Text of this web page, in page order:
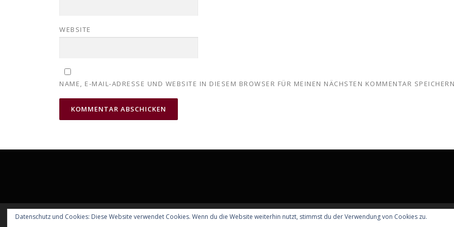
WEBSITE
NAME, E-MAIL-ADRESSE UND WEBSITE IN DIESEM BROWSER FÜR MEINEN NÄCHSTEN KOMMENTAR
Datenschutz und Cookies: Diese Website verwendet Cookies. Wenn du die Website weiterhin nutzt, stimmst du der Verwendung von Cookies zu.